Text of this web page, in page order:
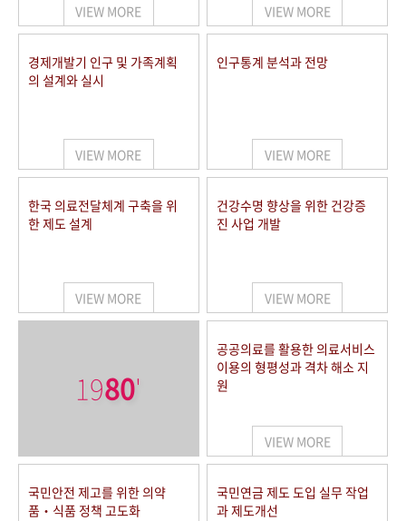
VIEW MORE VIEW MORE
경제개발기 인구 및 가족계획
의 설계와 실시
VIEW MORE
인구통계 분석과 전망
VIEW MORE
한국 의료전달체계 구축을 위
한 제도 설계
VIEW MORE
건강수명 향상을 위한 건강증
진 사업 개발
VIEW MORE
1980'
공공의료를 활용한 의료서비스
이용의 형평성과 격차 해소 지
원
VIEW MORE
국민안전 제고를 위한 의약
품‧식품 정책 고도화
국민연금 제도 도입 실무 작업
과 제도개선